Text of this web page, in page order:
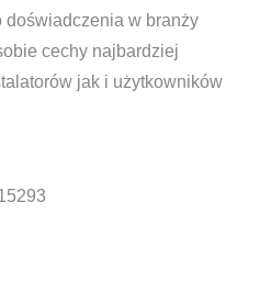
w branży
cechy najbardziej
jak i użytkowników